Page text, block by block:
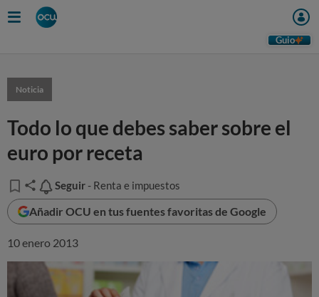
Guio
Noticia
Todo lo que debes saber sobre el
euro por receta
Seguir
Seguir - Renta e impuestos
Añadir OCU en tus fuentes favoritas de Google
10 enero 2013